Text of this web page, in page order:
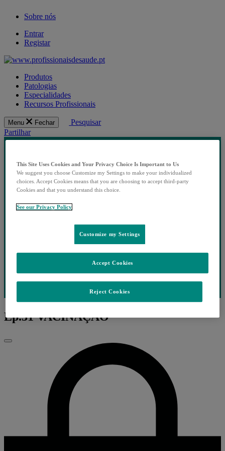
Sobre nós
Entrar
Registar
Produtos
Patologias
Especialidades
Recursos Profissionais
Menu Fechar
Pesquisar
Partilhar
Ep.31 VACINAÇÃO
Fechar
This Site Uses Cookies and Your Privacy Choice Is Important to Us
We suggest you choose Customize my Settings to make your individualized
choices. Accept Cookies means that you are choosing to accept third-party
Cookies and that you understand this choice.
See our Privacy Policy
Customize my Settings
Reject Cookies
Accept Cookies